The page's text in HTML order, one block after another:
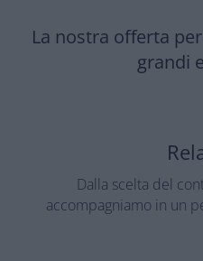
La nostra offerta
grandi
Dalla scelta del
accompagniamo in un